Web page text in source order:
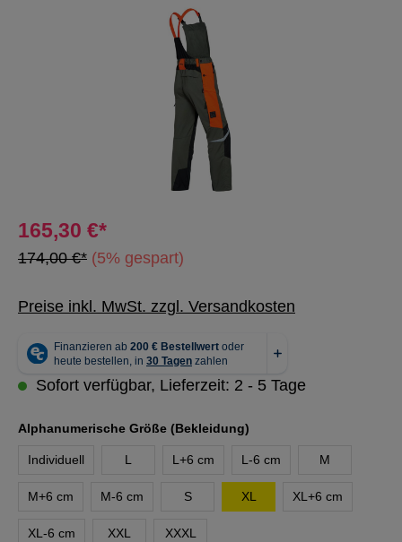
165,30 €*
174,00 €* (5% gespart)
Preise inkl. MwSt. zzgl. Versandkosten
Sofort verfügbar, Lieferzeit: 2 - 5 Tage
Alphanumerische Größe (Bekleidung)
Individuell L L+6 cm L-6 cm M
M+6 cm M-6 cm S XL XL+6 cm
XL-6 cm XXL XXXL